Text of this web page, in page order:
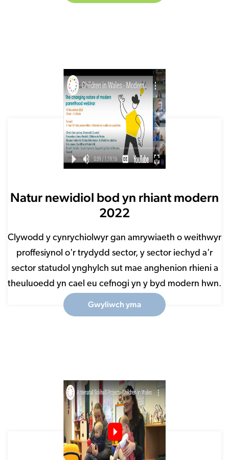
Natur newidiol bod yn rhiant modern
2022
Clywodd y cynrychiolwyr gan amrywiaeth o weithwyr
proffesiynol o'r trydydd sector, y sector iechyd a'r
sector statudol ynghylch sut mae anghenion rhieni a
theuluoedd yn cael eu cefnogi yn y byd modern hwn.
Gwyliwch yma